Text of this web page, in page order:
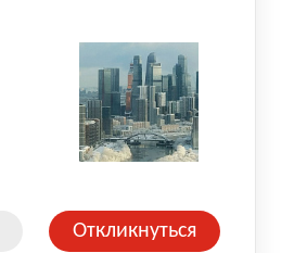
Откликнуться